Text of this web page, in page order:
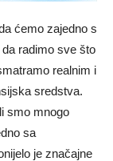
ćemo zajedno s
radimo sve što
realnim i
sredstva.
smo mnogo
sa
je značajne